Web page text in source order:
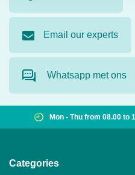
Email our experts
Whatsapp met ons
Mon - Thu from 08.00 to
Categories